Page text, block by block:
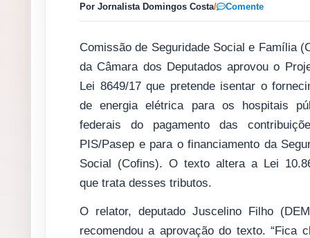
Por Jornalista Domingos Costa/ Comente
Comissão de Seguridade Social e Família
da Câmara dos Deputados aprovou o
Lei 8649/17 que pretende isentar o
de energia elétrica para os hospitais
federais do pagamento das
PIS/Pasep e para o financiamento da
Social (Cofins). O texto altera a Lei
que trata desses tributos.
O relator, deputado Juscelino Filho
recomendou a aprovação do texto. “Fica